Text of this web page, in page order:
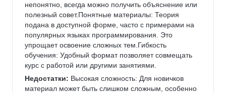
непонятно, всегда можно получить объяснение или
полезный совет.Понятные материалы: Теория
подана в доступной форме, часто с примерами на
популярных языках программирования. Это
упрощает освоение сложных тем.Гибкость
обучения: Удобный формат позволяет совмещать
курс с работой или другими занятиями.
Недостатки: Высокая сложность: Для новичков
материал может быть слишком сложным, особенно